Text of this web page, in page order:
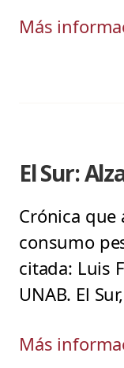
Más
El Sur:
Crónica
consumo
citada: Luis
UNAB. El
Más